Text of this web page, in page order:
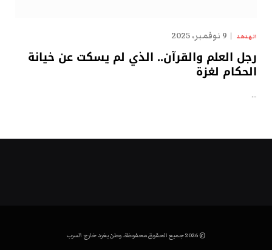
الهدهد 9 نوفمبر، 2025
رجل العلم والقرآن.. الذي لم يسكت عن خيانة
الحكام لغزة
…
© 2026 جميع الحقوق محفوظة. وطن يغرد خارج السرب